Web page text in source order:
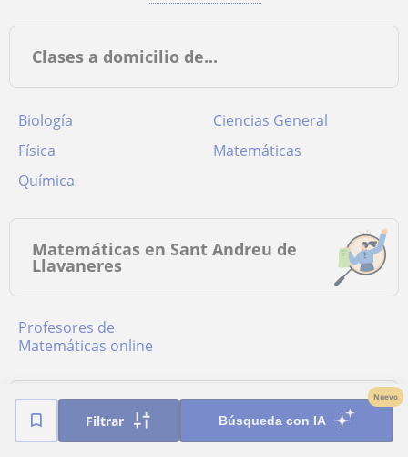
Filtrar Búsqueda con IA
Nuevo
Clases a domicilio de...
Biología
Ciencias General
Física
Matemáticas
Química
Matemáticas en Sant Andreu de
Llavaneres
Profesores de
Matemáticas online
Poblaciones cercanas a Sant Andreu
de Llavaneres